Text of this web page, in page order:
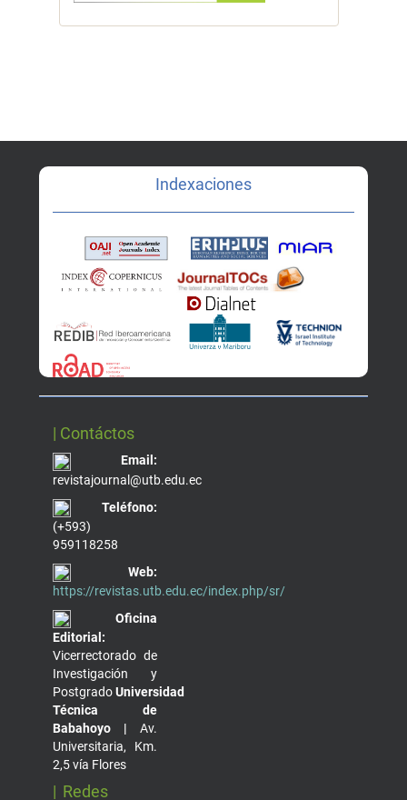
Indexaciones
| Contáctos
Email:
revistajournal@utb.edu.ec
Teléfono:
(+593)
959118258
Web:
https://revistas.utb.edu.ec/index.php/sr/
Oficina
Editorial:
Vicerrectorado de
Investigación y
PostgradoUniversidad
Técnica de
Babahoyo | Av.
Universitaria, Km.
2,5 vía Flores
| Redes